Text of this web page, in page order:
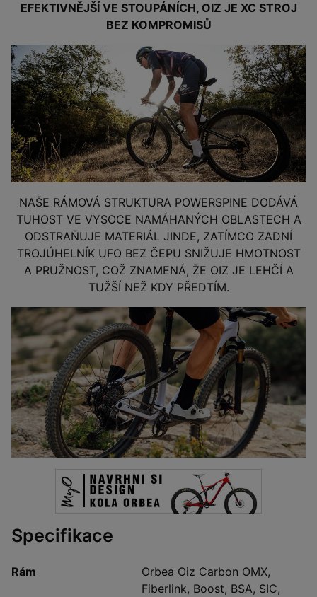
EFEKTIVNĚJŠÍ VE STOUPÁNÍCH, OIZ JE XC STROJ
BEZ KOMPROMISŮ
NAŠE RÁMOVÁ STRUKTURA POWERSPINE DODÁVÁ
TUHOST VE VYSOCE NAMÁHANÝCH OBLASTECH A
ODSTRAŇUJE MATERIÁL JINDE, ZATÍMCO ZADNÍ
TROJÚHELNÍK UFO BEZ ČEPU SNIŽUJE HMOTNOST
A PRUŽNOST, COŽ ZNAMENÁ, ŽE OIZ JE LEHČÍ A
TUŽŠÍ NEŽ KDY PŘEDTÍM.
Specifikace
Rám
Orbea Oiz Carbon OMX,
Fiberlink, Boost, BSA, SIC,